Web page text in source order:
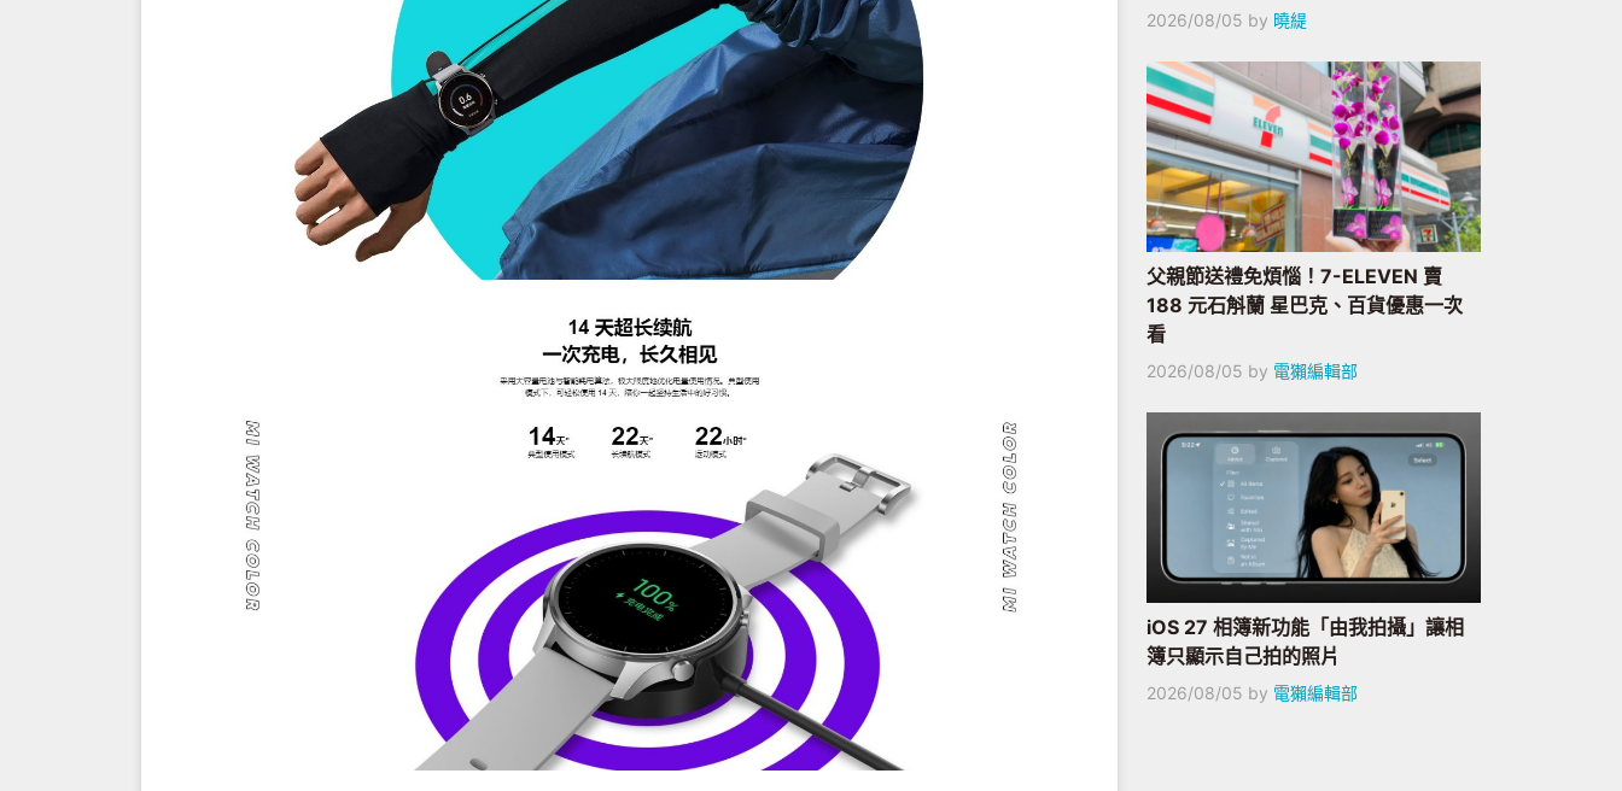
2026/08/05 by 曉緹
父親節送禮免煩惱！7-ELEVEN 賣
188 元石斛蘭 星巴克、百貨優惠一次
看
2026/08/05 by 電獺編輯部
iOS 27 相簿新功能「由我拍攝」讓相
簿只顯示自己拍的照片
2026/08/05 by 電獺編輯部